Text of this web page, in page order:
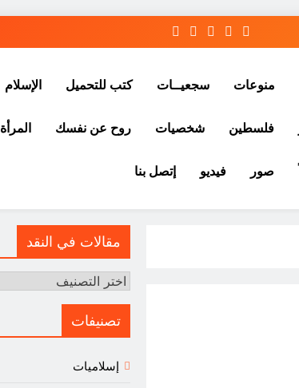
منوعات سجعيــات كتب للتحميل الإسلام
فلسطين شخصيات روح عن نفسك المرأة
صور فيديو إتصل بنا
مقالات في النقد
مقالات
النقد
تصنيفات
إسلاميات